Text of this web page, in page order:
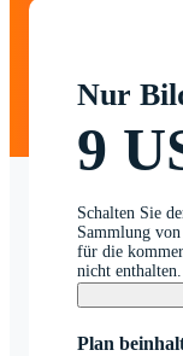
Nur
9
Schalten Sie
Sammlung
für die
nicht enthalten.
Plan